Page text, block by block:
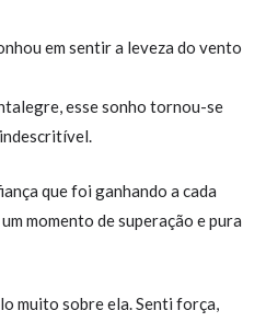
em sentir a leveza do vento
esse sonho tornou-se
que foi ganhando a cada
momento de superação e pura
muito sobre ela. Senti força,